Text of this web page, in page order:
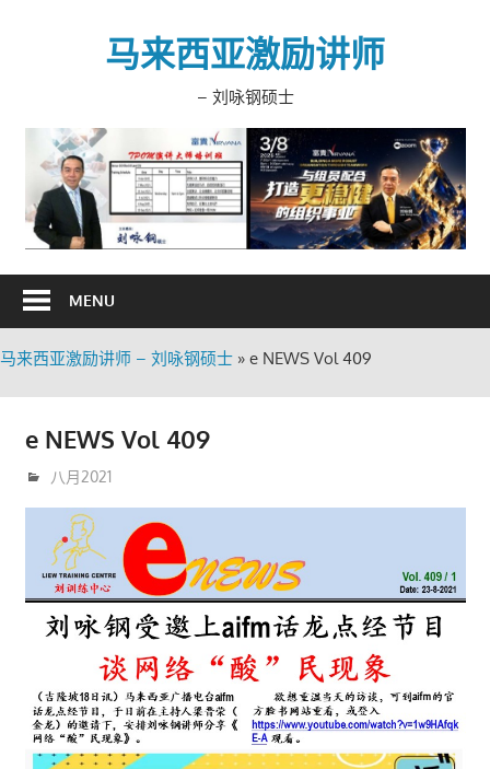
马来西亚激励讲师
– 刘咏钢硕士
MENU
马来西亚激励讲师 – 刘咏钢硕士 » e NEWS Vol 409
e NEWS Vol 409
8月 23, 2021
trainer
八月2021